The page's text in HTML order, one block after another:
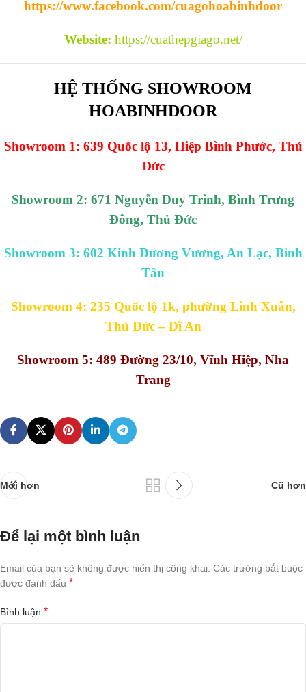
https://www.facebook.com/cuagohoabinhdoor
Website: https://cuathepgiago.net/
HỆ THỐNG SHOWROOM
HOABINHDOOR
Showroom 1: 639 Quốc lộ 13, Hiệp Bình Phước, Thủ
Đức
Showroom 2: 671 Nguyễn Duy Trinh, Bình Trưng
Đông, Thủ Đức
Showroom 3: 602 Kinh Dương Vương, An Lạc, Bình
Tân
Showroom 4: 235 Quốc lộ 1k, phường Linh Xuân,
Thủ Đức – Dĩ An
Showroom 5: 489 Đường 23/10, Vĩnh Hiệp, Nha
Trang
Mới hơn Cũ hơn
Để lại một bình luận
Email của bạn sẽ không được hiển thị công khai. Các trường bắt buộc
được đánh dấu *
Bình luận *